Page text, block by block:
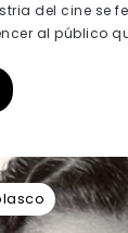
del cine se
al público